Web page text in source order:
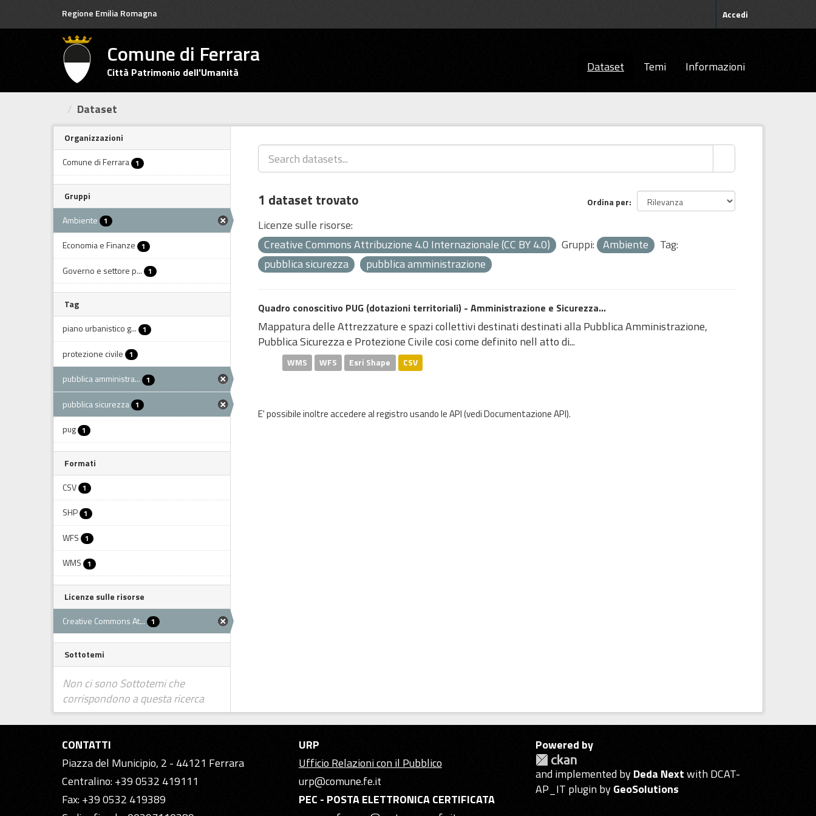
Regione Emilia Romagna Accedi
Comune di Ferrara
Città Patrimonio dell'Umanità Dataset Temi Informazioni
Dataset
Organizzazioni
Comune di Ferrara 1
Gruppi
Ambiente 1
Economia e Finanze 1
Governo e settore p... 1
Tag
piano urbanistico g... 1
protezione civile 1
pubblica amministra... 1
pubblica sicurezza 1
pug 1
Formati
CSV 1
SHP 1
WFS 1
WMS 1
Licenze sulle risorse
Creative Commons At... 1
Sottotemi
Non ci sono Sottotemi che
corrispondono a questa ricerca
Ordina per
1 dataset trovato
Licenze sulle risorse:
Creative Commons Attribuzione 4.0 Internazionale (CC BY 4.0)
Gruppi: Ambiente
Tag:
pubblica sicurezza
pubblica amministrazione
Quadro conoscitivo PUG (dotazioni territoriali) - Amministrazione e Sicurezza...
Mappatura delle Attrezzature e spazi collettivi destinati destinati alla Pubblica Amministrazione,
Pubblica Sicurezza e Protezione Civile cosi come definito nell atto di...
WMS WFS Esri Shape CSV
E' possibile inoltre accedere al registro usando leAPI(vediDocumentazione API).
CONTATTI
Piazza del Municipio, 2 - 44121 Ferrara
Centralino: +39 0532 419111
Fax: +39 0532 419389
URP
Ufficio Relazioni con il Pubblico
urp@comune.fe.it
PEC - POSTA ELETTRONICA CERTIFICATA
Powered by
and implemented byDeda Nextwith DCAT-
AP_IT plugin byGeoSolutions